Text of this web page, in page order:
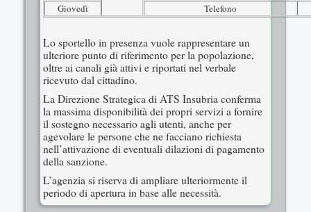
Giovedì
Telefono
Lo sportello in presenza vuole rappresentare un
ulteriore punto di riferimento per la popolazione,
oltre ai canali già attivi e riportati nel verbale
ricevuto dal cittadino.
La Direzione Strategica di ATS Insubria conferma
la massima disponibilità dei propri servizi a fornire
il sostegno necessario agli utenti, anche per
agevolare le persone che ne facciano richiesta
nell’attivazione di eventuali dilazioni di pagamento
della sanzione.
L’agenzia si riserva di ampliare ulteriormente il
periodo di apertura in base alle necessità.